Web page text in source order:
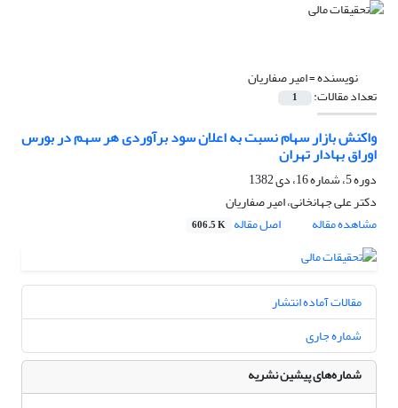
نویسنده =امیر صفاریان
تعداد مقالات: 1
واکنش بازار سهام نسبت به اعلان سود برآوردی هر سهم در بورس
اوراق بهادار تهران
دوره 5، شماره 16، دی 1382
دکتر على جهانخانى، امیر صفاریان
مشاهده مقاله
اصل مقاله 606.5 K
مقالات آماده انتشار
شماره جاری
شماره‌های پیشین نشریه